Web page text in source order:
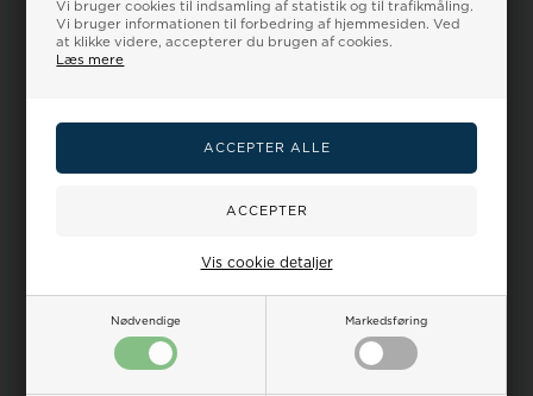
Vi bruger cookies til indsamling af statistik og til trafikmåling.
Vi bruger informationen til forbedring af hjemmesiden. Ved
at klikke videre, accepterer du brugen af cookies.
Læs mere
Nødvendige Markedsføring
Vis cookie detaljer
Minimum 20%
Bedst på Pricerunner
Landsdækkende Bytteservice
Køn